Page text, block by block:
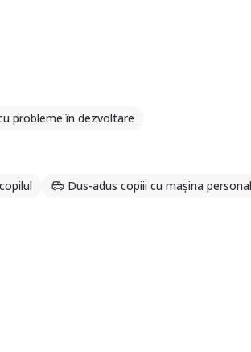
probleme în dezvoltare
Dus-adus copiii cu mașina